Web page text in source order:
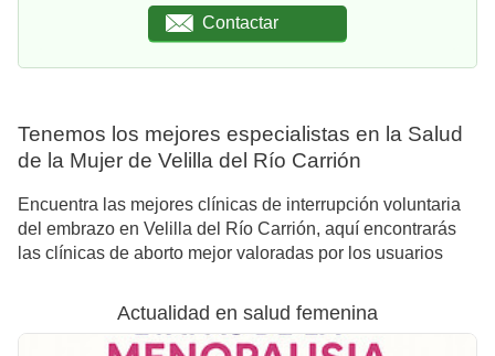
Contactar
Tenemos los mejores especialistas en la Salud
de la Mujer de Velilla del Río Carrión
Encuentra las mejores clínicas de interrupción voluntaria
del embrazo en Velilla del Río Carrión, aquí encontrarás
las clínicas de aborto mejor valoradas por los usuarios
Actualidad en salud femenina